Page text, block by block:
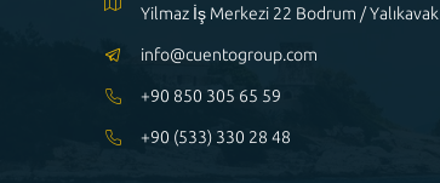
Yilmaz İş Merkezi 22 Bodrum / Yalıkavak
info@cuentogroup.com
+90 850 305 65 59
+90 (533) 330 28 48